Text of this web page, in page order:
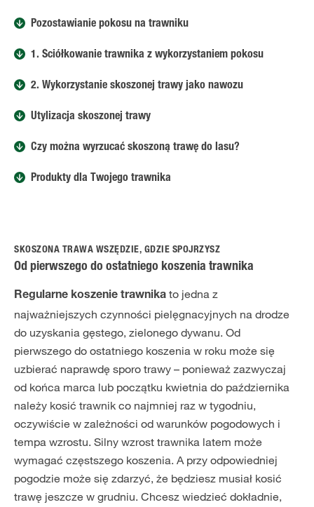
Pozostawianie pokosu na trawniku
1. Ściółkowanie trawnika z wykorzystaniem pokosu
2. Wykorzystanie skoszonej trawy jako nawozu
Utylizacja skoszonej trawy
Czy można wyrzucać skoszoną trawę do lasu?
Produkty dla Twojego trawnika
SKOSZONA TRAWA WSZĘDZIE, GDZIE SPOJRZYSZ
Od pierwszego do ostatniego koszenia trawnika
Regularne koszenie trawnika to jedna z
najważniejszych czynności pielęgnacyjnych na drodze
do uzyskania gęstego, zielonego dywanu. Od
pierwszego do ostatniego koszenia w roku może się
uzbierać naprawdę sporo trawy – ponieważ zazwyczaj
od końca marca lub początku kwietnia do października
należy kosić trawnik co najmniej raz w tygodniu,
oczywiście w zależności od warunków pogodowych i
tempa wzrostu. Silny wzrost trawnika latem może
wymagać częstszego koszenia. A przy odpowiedniej
pogodzie może się zdarzyć, że będziesz musiał kosić
trawę jeszcze w grudniu. Chcesz wiedzieć dokładnie,